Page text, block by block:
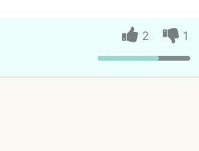
1
2